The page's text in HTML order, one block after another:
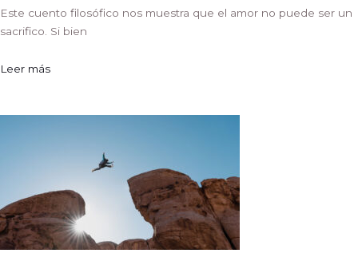
Este cuento filosófico nos muestra que el amor no puede ser un
sacrifico. Si bien
Leer más